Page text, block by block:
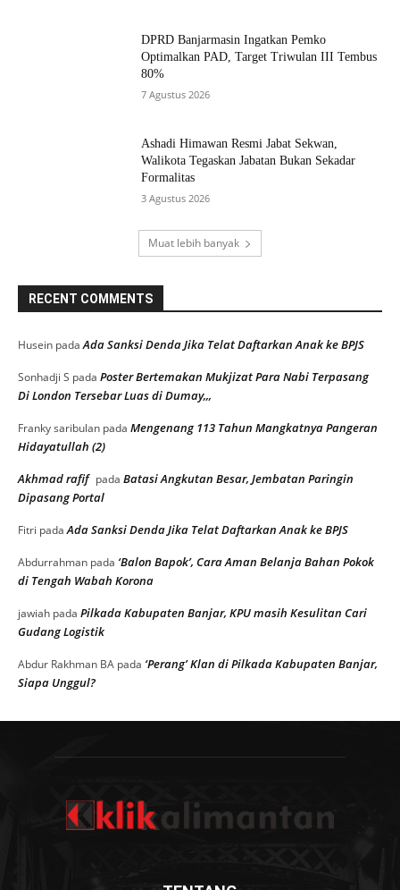
DPRD Banjarmasin Ingatkan Pemko
Optimalkan PAD, Target Triwulan III Tembus
80%
7 Agustus 2026
Ashadi Himawan Resmi Jabat Sekwan,
Walikota Tegaskan Jabatan Bukan Sekadar
Formalitas
3 Agustus 2026
Muat lebih banyak
RECENT COMMENTS
Husein padaAda Sanksi Denda Jika Telat Daftarkan Anak ke BPJS
Sonhadji S pada Poster Bertemakan Mukjizat Para Nabi Terpasang
Di London Tersebar Luas di Dumay,,,
Franky saribulan pada Mengenang 113 Tahun Mangkatnya Pangeran
Hidayatullah (2)
Akhmad rafif pada Batasi Angkutan Besar, Jembatan Paringin
Dipasang Portal
Fitri padaAda Sanksi Denda Jika Telat Daftarkan Anak ke BPJS
Abdurrahman pada ‘Balon Bapok’, Cara Aman Belanja Bahan Pokok
di Tengah Wabah Korona
jawiah pada Pilkada Kabupaten Banjar, KPU masih Kesulitan Cari
Gudang Logistik
Abdur Rakhman BA pada ‘Perang’ Klan di Pilkada Kabupaten Banjar,
Siapa Unggul?